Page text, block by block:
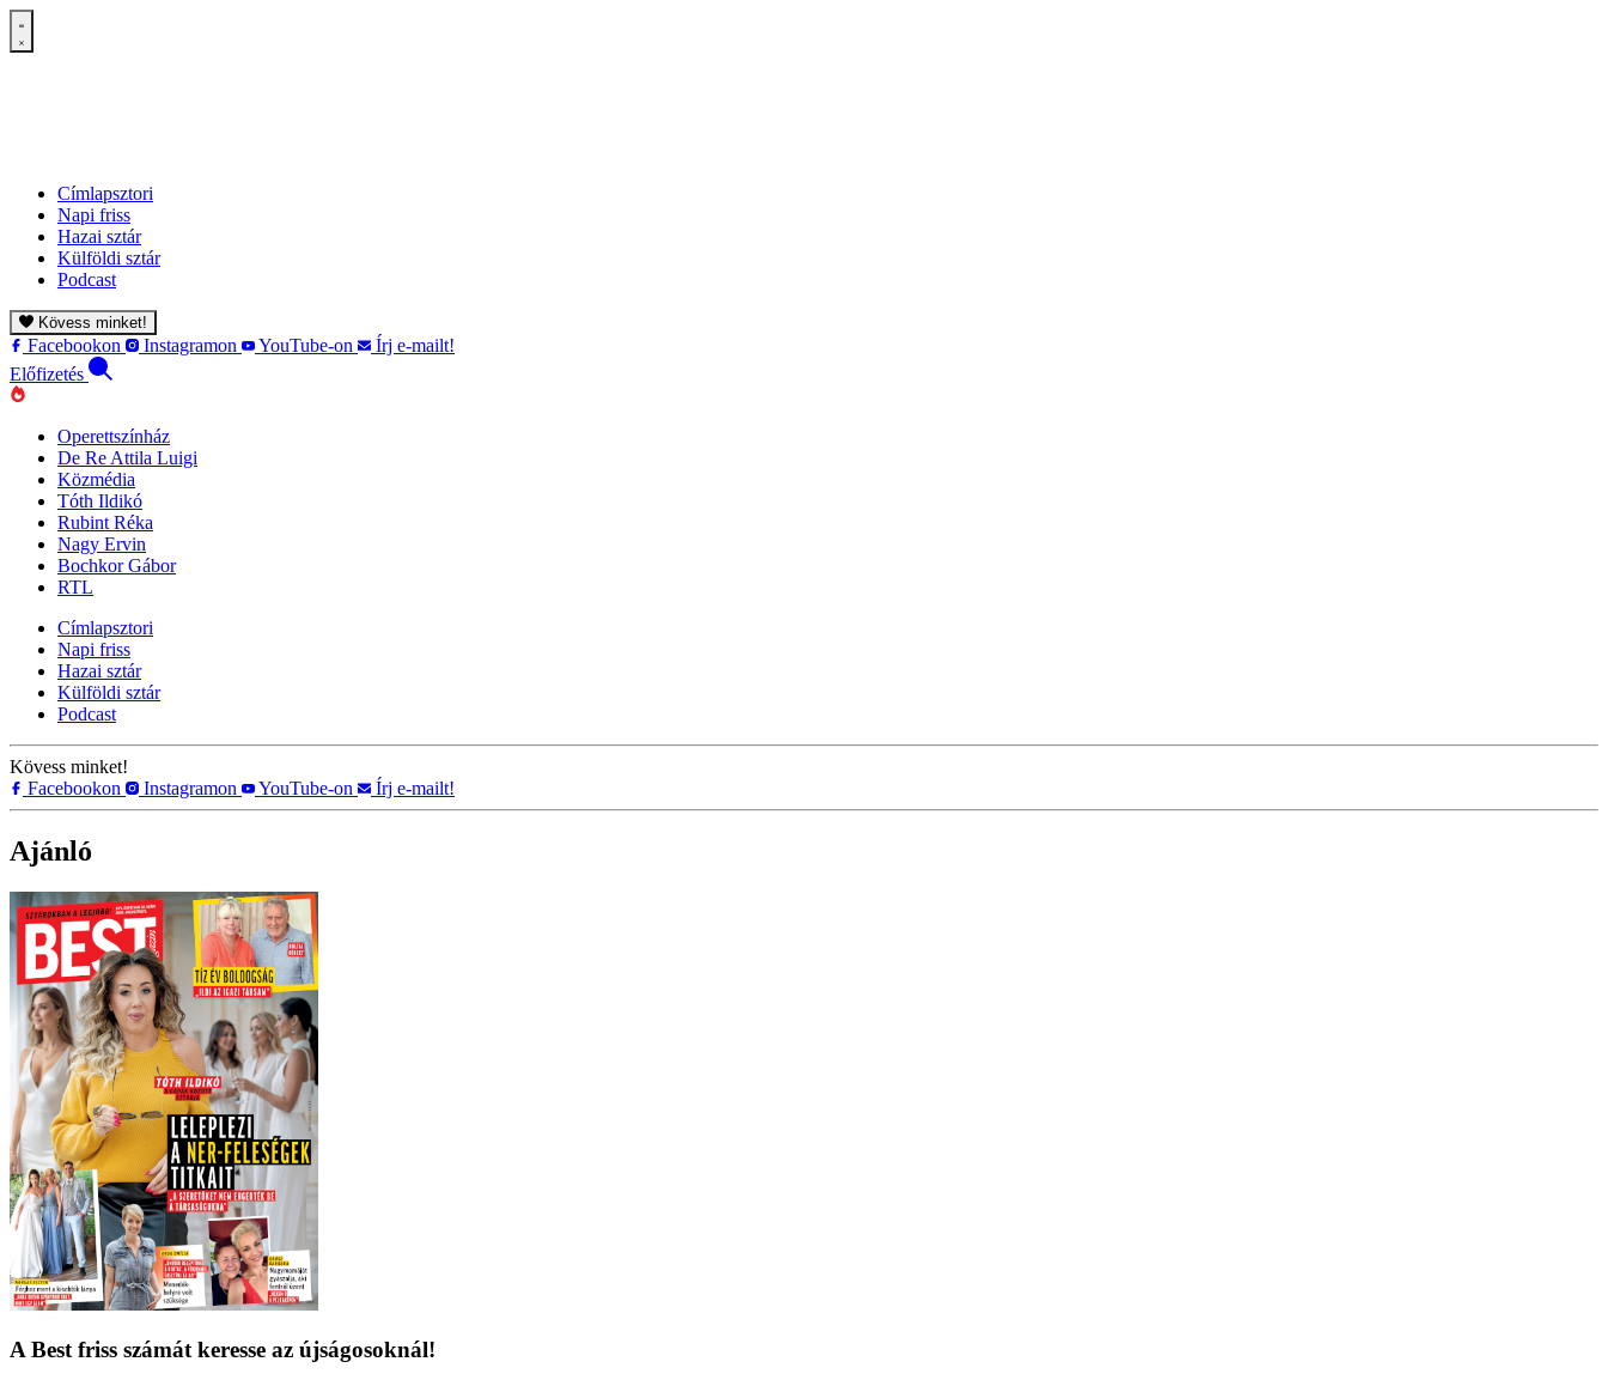
Címlapsztori
Napi friss
Hazai sztár
Külföldi sztár
Podcast
Kövess minket!
Facebookon Instagramon YouTube-on
Írj e-mailt!
Előfizetés
Operettszínház
De Re Attila Luigi
Közmédia
Tóth Ildikó
Rubint Réka
Nagy Ervin
Bochkor Gábor
RTL
Címlapsztori
Napi friss
Hazai sztár
Külföldi sztár
Podcast
Kövess minket!
Facebookon
Instagramon YouTube-on Írj e-mailt!
Ajánló
A Best friss számát keresse az újságosoknál!